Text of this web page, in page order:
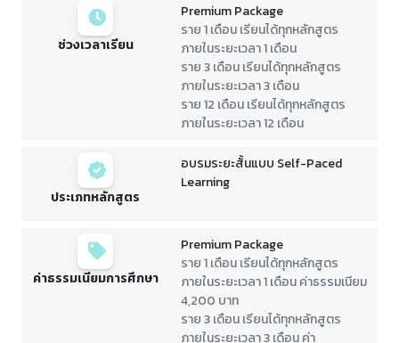
ช่วงเวลาเรียน
Premium Package
ราย 1 เดือน เรียนได้ทุกหลักสูตร
ภายในระยะเวลา 1 เดือน
ราย 3 เดือน เรียนได้ทุกหลักสูตร
ภายในระยะเวลา 3 เดือน
ราย 12 เดือน เรียนได้ทุกหลักสูตร
ภายในระยะเวลา 12 เดือน
ประเภทหลักสูตร
อบรมระยะสั้นแบบ Self-Paced
Learning
ค่าธรรมเนียมการศึกษา
Premium Package
ราย 1 เดือน เรียนได้ทุกหลักสูตร
ภายในระยะเวลา 1 เดือน ค่าธรรมเนียม
4,200 บาท
ราย 3 เดือน เรียนได้ทุกหลักสูตร
ภายในระยะเวลา 3 เดือน ค่า